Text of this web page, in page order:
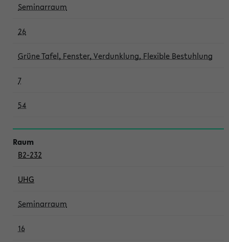
Seminarraum
26
Grüne Tafel, Fenster, Verdunklung, Flexible Bestuhlung
7
54
B2-232
UHG
Seminarraum
16